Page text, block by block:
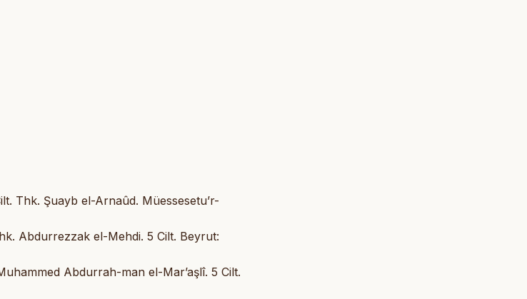
Thk. Şuayb el-Arnaûd. Müessesetu’r-
Abdurrezzak el-Mehdi. 5 Cilt. Beyrut:
Abdurrah-man el-Mar’aşlî. 5 Cilt.